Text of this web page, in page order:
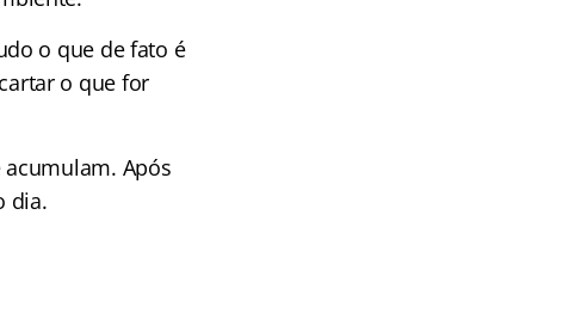
o que de fato é
o que for
Após
dia.